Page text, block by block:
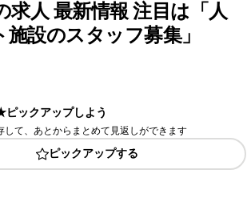
求人 最新情報 注目は「人
設のスタッフ募集」
ックアップしよう
して、あとからまとめて見返しができます
ピックアップする